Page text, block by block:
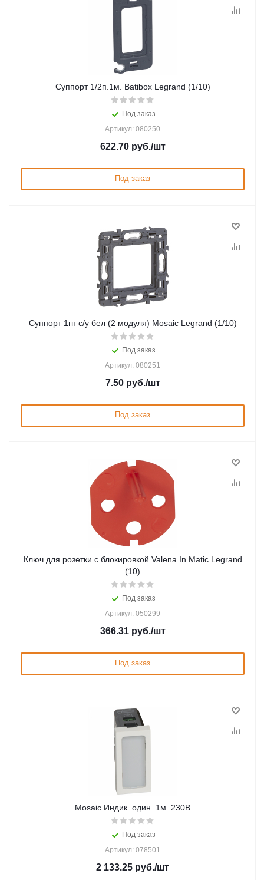
Суппорт 1/2п.1м. Batibox Legrand (1/10)
Под заказ
Артикул: 080250
622.70руб./шт
Под заказ
Cуппорт 1гн с/у бел (2 модуля) Mosaic Legrand (1/10)
Под заказ
Артикул: 080251
7.50руб./шт
Под заказ
Ключ для розетки с блокировкой Valena In Matic Legrand
(10)
Под заказ
Артикул: 050299
366.31руб./шт
Под заказ
Mosaic Индик. один. 1м. 230В
Под заказ
Артикул: 078501
2 133.25 руб./шт